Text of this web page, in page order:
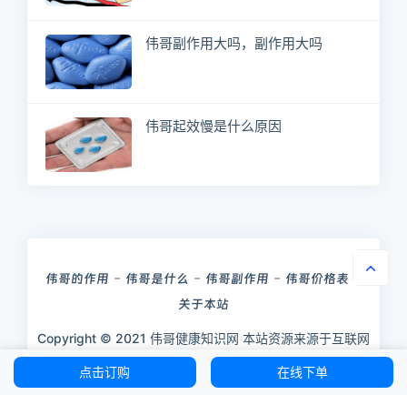
伟哥副作用大吗，副作用大吗
伟哥起效慢是什么原因
伟哥的作用 伟哥是什么 伟哥副作用
伟哥价格表
关于本站
Copyright © 2021 伟哥健康知识网 本站资源来源于互联网
苏ICP12345678
点击订购 在线下单